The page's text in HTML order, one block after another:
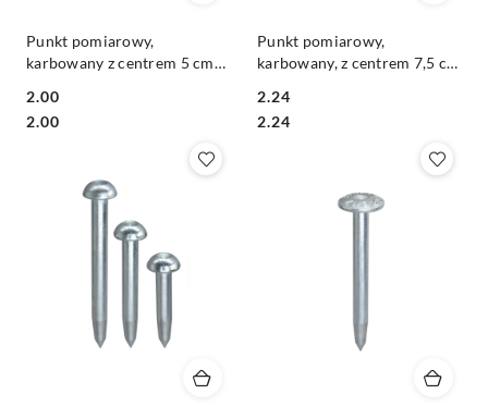
Punkt pomiarowy,
karbowany z centrem 5 cm
Cena:
2.00
Cena:
2.00
Punkt pomiarowy,
karbowany, z centrem 7,5 cm
Cena:
2.24
Cena:
2.24